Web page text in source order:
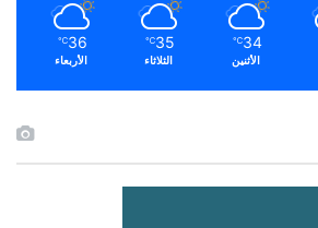
34
℃
الأثنين
35
℃
الثلاثاء
36
℃
الأربعاء